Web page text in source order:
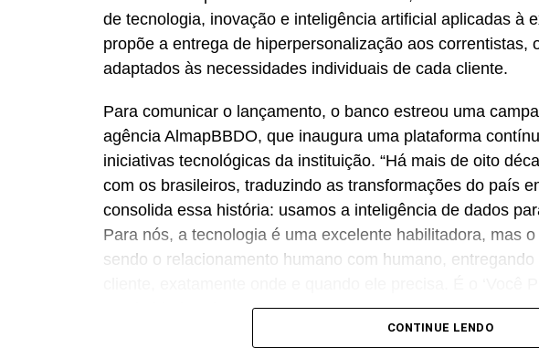
de tecnologia, inovação e inteligência artificial aplicadas à
propõe a entrega de hiperpersonalização aos correntistas,
adaptados às necessidades individuais de cada cliente.
Para comunicar o lançamento, o banco estreou uma
agência AlmapBBDO, que inaugura uma plataforma
iniciativas tecnológicas da instituição. “Há mais de oito
com os brasileiros, traduzindo as transformações do país
consolida essa história: usamos a inteligência de dados
Para nós, a tecnologia é uma excelente habilitadora, mas
sendo o relacionamento humano com humano,
proximidade”, destaca Renato Camargo,CMOdo
CONTINUE LENDO